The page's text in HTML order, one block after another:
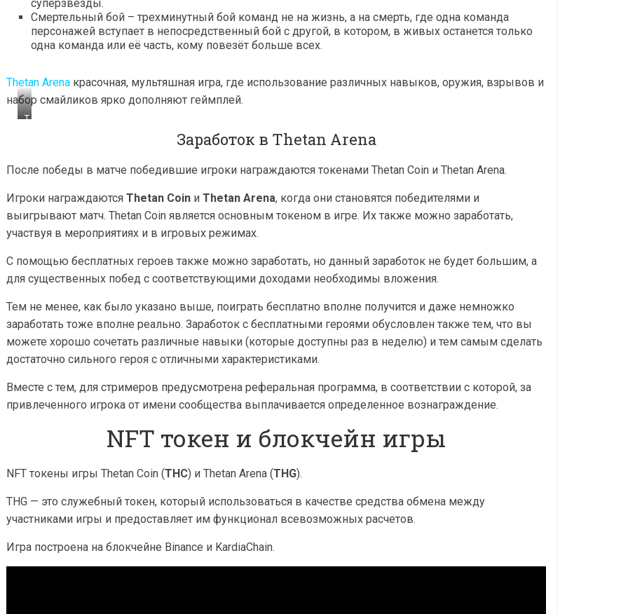
суперзвезды.
Смертельный бой – трехминутный бой команд не на жизнь, а на смерть, где одна команда
персонажей вступает в непосредственный бой с другой, в котором, в живых останется только
одна команда или её часть, кому повезёт больше всех.
Thetan Arena красочная, мультяшная игра, где использование различных навыков, оружия, взрывов и
набор смайликов ярко дополняют геймплей.
T
n
r
n
a
с
т
н
и
к
:
o
t
b
Заработок в Thetan Arena
После победы в матче победившие игроки награждаются токенами Thetan Coin и Thetan Arena.
Игроки награждаются Thetan Coin и Thetan Arena, когда они становятся победителями и
выигрывают матч. Thetan Coin является основным токеном в игре. Их также можно заработать,
участвуя в мероприятиях и в игровых режимах.
С помощью бесплатных героев также можно заработать, но данный заработок не будет большим, а
для существенных побед с соответствующими доходами необходимы вложения.
Тем не менее, как было указано выше, поиграть бесплатно вполне получится и даже немножко
заработать тоже вполне реально. Заработок с бесплатными героями обусловлен также тем, что вы
можете хорошо сочетать различные навыки (которые доступны раз в неделю) и тем самым сделать
достаточно сильного героя с отличными характеристиками.
Вместе с тем, для стримеров предусмотрена реферальная программа, в соответствии с которой, за
привлеченного игрока от имени сообщества выплачивается определенное вознаграждение.
NFT токен и блокчейн игры
NFT токены игры Thetan Coin (THC) и Thetan Arena (THG).
THG — это служебный токен, который использоваться в качестве средства обмена между
участниками игры и предоставляет им функционал всевозможных расчетов.
Игра построена на блокчейне Binance и KardiaChain.